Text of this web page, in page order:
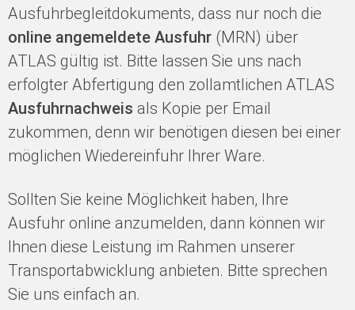
Ausfuhrbegleitdokuments, dass nur noch die
online angemeldete Ausfuhr (MRN) über
ATLAS gültig ist. Bitte lassen Sie uns nach
erfolgter Abfertigung den zollamtlichen ATLAS
Ausfuhrnachweis als Kopie per Email
zukommen, denn wir benötigen diesen bei einer
möglichen Wiedereinfuhr Ihrer Ware.
Sollten Sie keine Möglichkeit haben, Ihre
Ausfuhr online anzumelden, dann können wir
Ihnen diese Leistung im Rahmen unserer
Transportabwicklung anbieten. Bitte sprechen
Sie uns einfach an.